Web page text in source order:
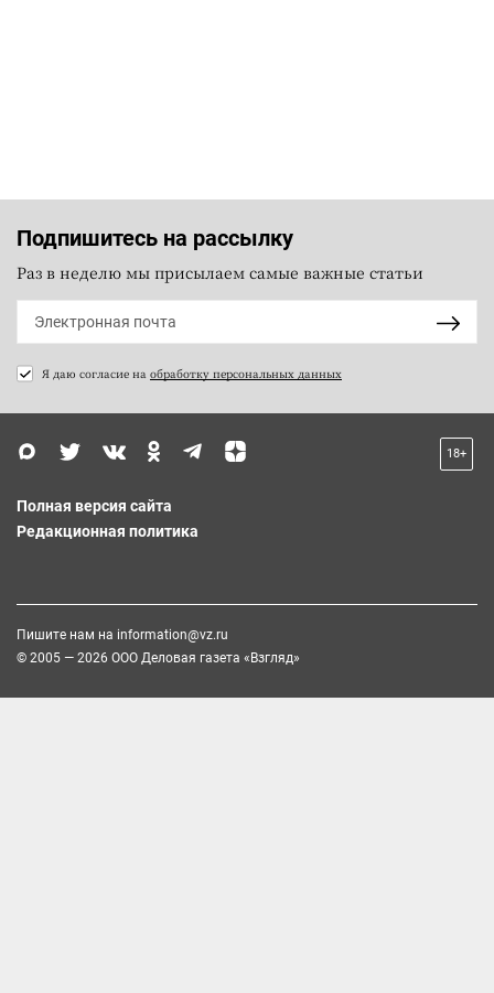
Подпишитесь на рассылку
Раз в неделю мы присылаем самые важные статьи
Я даю согласие на обработку персональных данных
18+
Полная версия сайта
Редакционная политика
Пишите нам на information@vz.ru
© 2005 — 2026 ООО Деловая газета «Взгляд»